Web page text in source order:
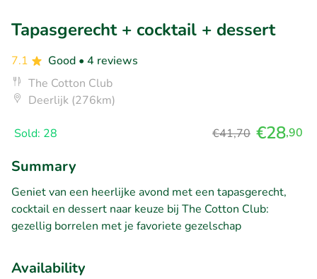
Tapasgerecht + cocktail + dessert
7.1 Good • 4 reviews
The Cotton Club
Deerlijk (276km)
Sold: 28 €41,70 €28,90
Summary
Geniet van een heerlijke avond met een tapasgerecht,
cocktail en dessert naar keuze bij The Cotton Club:
gezellig borrelen met je favoriete gezelschap
Availability